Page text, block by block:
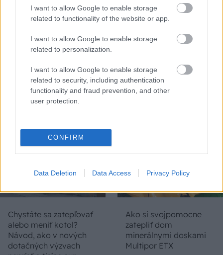
I want to allow Google to enable storage
related to functionality of the website or app.
I want to allow Google to enable storage
related to personalization.
I want to allow Google to enable storage
related to security, including authentication
functionality and fraud prevention, and other
user protection.
CONFIRM
Data Deletion Data Access Privacy Policy
10 najčastejších
skrytých chýb, ktoré
prekvapiť
vôňa dreva: Takáto
deň!
Chystáte sa zatepľovať
alebo meniť kotol?
Návod, ako v nových
dotačných výzvach
Ako si svojpomocne
zatepliť dom
minerálnymi doskami
Multipor ETX